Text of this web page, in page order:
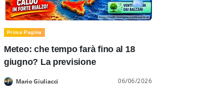
Prima Pagina
Meteo: che tempo farà fino al 18
giugno? La previsione
Mario Giuliacci 06/06/2026